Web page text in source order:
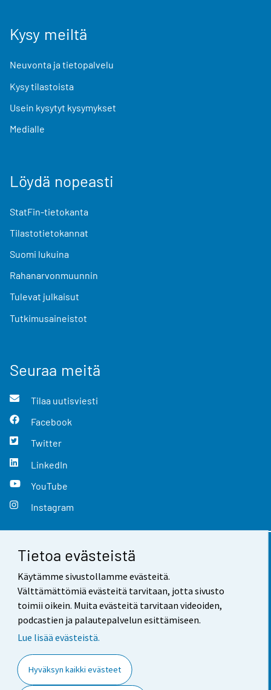
Tietoa evästeistä
Käytämme sivustollamme evästeitä.
Välttämättömiä evästeitä tarvitaan, jotta sivusto
toimii oikein. Muita evästeitä tarvitaan videoiden,
podcastien ja palautepalvelun esittämiseen.
Lue lisää evästeistä.
Hyväksyn kaikki evästeet
Kysy meiltä
Neuvonta ja tietopalvelu
Kysy tilastoista
Usein kysytyt kysymykset
Medialle
Löydä nopeasti
StatFin-tietokanta
Tilastotietokannat
Suomi lukuina
Rahanarvonmuunnin
Tulevat julkaisut
Tutkimusaineistot
Seuraa meitä
Tilaa uutisviesti
Facebook
Twitter
LinkedIn
YouTube
Instagram
Yhteystiedot
Palaute
Käyttöehdot
Saavutettavuus
Tietoa sivustosta